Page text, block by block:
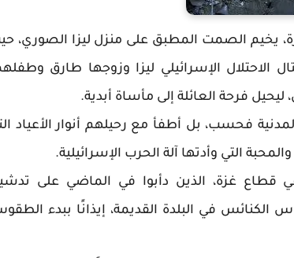
غزة، يخيم الصمت المطبق على منزل ليزا الصوري،
الاحتلال الإسرائيلي ليزا وزوجها طارق
فرحة العائلة إلى مأساة أبدية.
فحسب، بل أطفأ مع رحيلهم أنوار الأعياد
التي وأدتها آلة الحرب الإسرائيلية.
قطاع غزة، الذين دأبوا في الماضي على
في البلدة القديمة، إيذانًا ببدء